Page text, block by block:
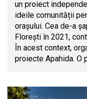
un proiect
ideile comunității
orașului. Cea de-a
Florești în 2021,
În acest context,
proiecte Apahida. O